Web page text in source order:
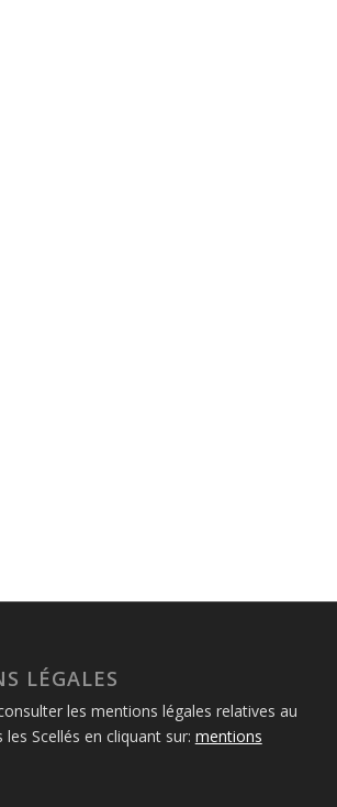
LÉGALES
les mentions légales relatives au
les Scellés en cliquant sur: mentions